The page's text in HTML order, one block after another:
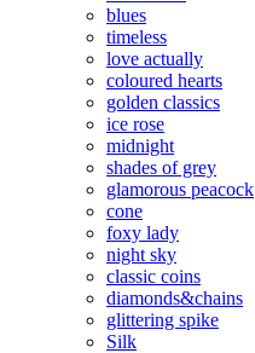
blues
timeless
love actually
coloured hearts
golden classics
ice rose
midnight
shades of grey
glamorous peacock
cone
foxy lady
night sky
classic coins
diamonds&chains
glittering spike
Silk